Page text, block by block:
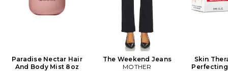
Paradise Nectar Hair
And Body Mist 8oz
The Weekend Jeans
MOTHER
Skin